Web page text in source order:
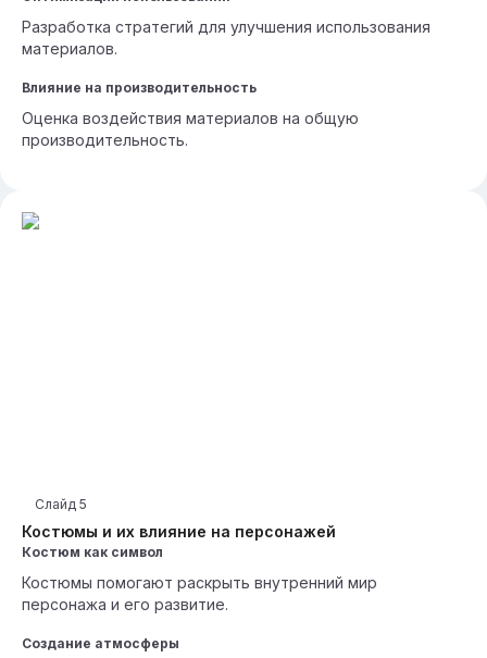
Разработка стратегий для улучшения использования
материалов.
Влияние на производительность
Оценка воздействия материалов на общую
производительность.
Костюмы и их влияние на персонажей
Слайд 5
Костюм как символ
Костюмы помогают раскрыть внутренний мир
персонажа и его развитие.
Создание атмосферы